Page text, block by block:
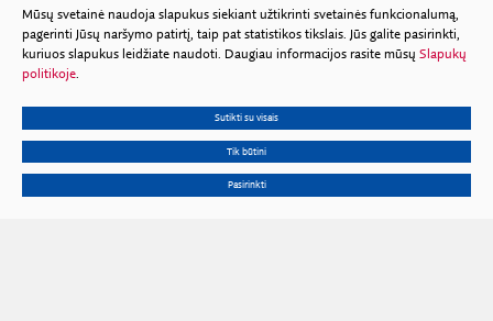
Mūsų svetainė naudoja slapukus siekiant užtikrinti svetainės funkcionalumą,
pagerinti Jūsų naršymo patirtį, taip pat statistikos tikslais. Jūs galite pasirinkti,
kuriuos slapukus leidžiate naudoti. Daugiau informacijos rasite mūsų Slapukų
politikoje.
Sutikti su visais
Tik būtini
Pasirinkti